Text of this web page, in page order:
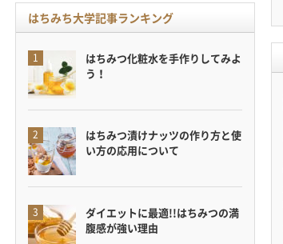
はちみち大学記事ランキング
はちみつ化粧水を手作りしてみよ
う！
はちみつ漬けナッツの作り方と使
い方の応用について
ダイエットに最適!!はちみつの満
腹感が強い理由